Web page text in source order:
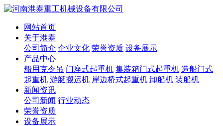
网站首页
关于港泰
公司简介 企业文化 荣誉资质 设备展示
产品中心
船用克令吊 门座式起重机 集装箱门式起重机 造船门式
起重机 游艇搬运机 岸边桥式起重机 卸船机 装船机
新闻资讯
公司新闻 行业动态
荣誉资质
设备展示